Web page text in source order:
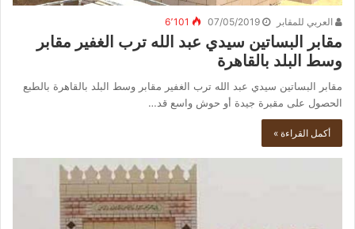
العربي للمقابر 07/05/2019 6٬101
مقابر البساتين سيدي عبد الله ترب الغفير مقابر
وسط البلد بالقاهرة
مقابر البساتين سيدي عبد الله ترب الغفير مقابر وسط البلد بالقاهرة بالطبع
الحصول على مقبرة جيدة أو حوش واسع قد…
أكمل القراءة »